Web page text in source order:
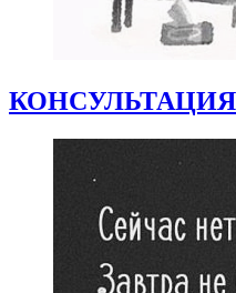
КОНСУЛЬТАЦИЯ